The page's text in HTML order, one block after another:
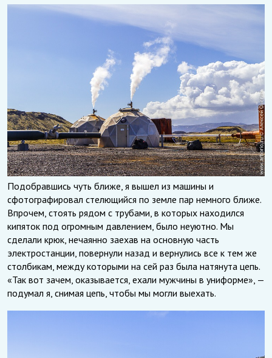
Подобравшись чуть ближе, я вышел из машины и
сфотографировал стелющийся по земле пар немного ближе.
Впрочем, стоять рядом с трубами, в которых находился
кипяток под огромным давлением, было неуютно. Мы
сделали крюк, нечаянно заехав на основную часть
электростанции, повернули назад и вернулись все к тем же
столбикам, между которыми на сей раз была натянута цепь.
«Так вот зачем, оказывается, ехали мужчины в униформе», —
подумал я, снимая цепь, чтобы мы могли выехать.